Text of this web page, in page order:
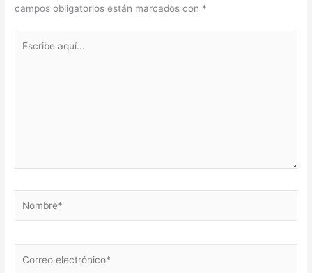
campos obligatorios están marcados con *
aquí...
electrónico*